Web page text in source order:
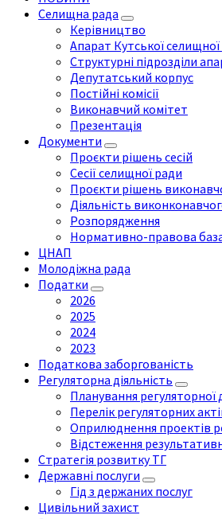
Селищна рада
Керівництво
Апарат Кутської
Структурні підрозділи
Депутатський корпус
Постійні комісії
Виконавчий комітет
Презентація
Документи
Проєкти рішень сесій
Сесії селищної ради
Проєкти рішень
Діяльність
Розпорядження
Нормативно-правова
ЦНАП
Молодіжна рада
Податки
2026
2025
2024
2023
Податкова заборгованість
Регуляторна діяльність
Планування регуляторної
Перелік регуляторних
Оприлюднення проектів
Відстеження
Стратегія розвитку ТГ
Державні послуги
Гід з держаних послуг
Цивільний захист